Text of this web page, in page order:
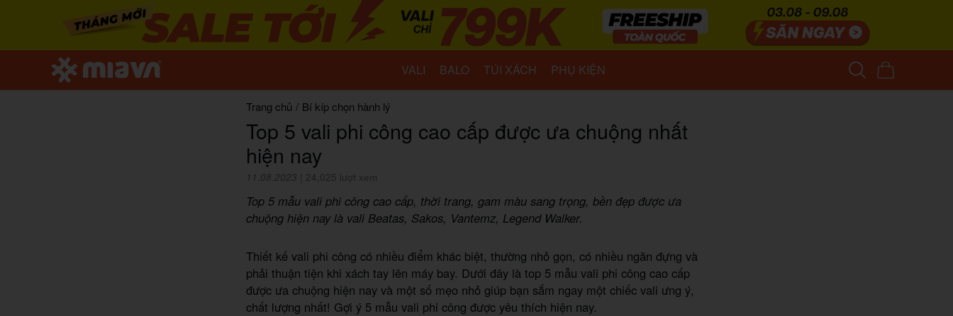
VALI BALO TÚI XÁCH PHỤ KIỆN
Trang chủ / Bí kíp chọn hành lý
Top 5 vali phi công cao cấp được ưa chuộng nhất
hiện nay
11.08.2023 24,025 lượt xem
Top 5 mẫu vali phi công cao cấp, thời trang, gam màu sang trọng, bền đẹp được ưa
chuộng hiện nay là vali Beatas, Sakos, Vantemz, Legend Walker.
Thiết kế vali phi công có nhiều điểm khác biệt, thường nhỏ gọn, có nhiều ngăn đựng và
phải thuận tiện khi xách tay lên máy bay. Dưới đây là top 5 mẫu vali phi công cao cấp
được ưa chuộng hiện nay và một số mẹo nhỏ giúp bạn sắm ngay một chiếc vali ưng ý,
chất lượng nhất! Gợi ý 5 mẫu vali phi công được yêu thích hiện nay.